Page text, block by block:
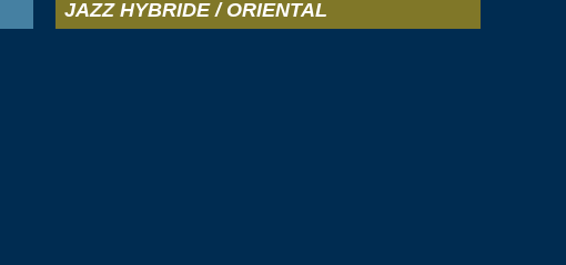
JAZZ HYBRIDE / ORIENTAL